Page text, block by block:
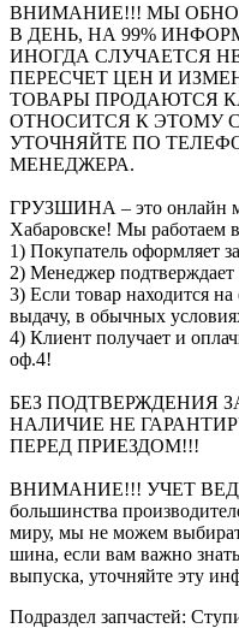
ВНИМАНИЕ!!! МЫ
В ДЕНЬ, НА 99%
ИНОГДА СЛУЧАЕТСЯ
ПЕРЕСЧЕТ ЦЕН И
ТОВАРЫ ПРОДАЮТСЯ
ОТНОСИТСЯ К ЭТОМУ
УТОЧНЯЙТЕ ПО
МЕНЕДЖЕРА.
ГРУЗШИНА – это онлайн
Хабаровске! Мы работаем
1) Покупатель оформляет
2) Менеджер подтверждает
3) Если товар находится
выдачу, в обычных
4) Клиент получает и
оф.4!
БЕЗ ПОДТВЕРЖДЕНИЯ
НАЛИЧИЕ НЕ
ПЕРЕД ПРИЕЗДОМ!!!
ВНИМАНИЕ!!! УЧЕТ
большинства
миру, мы не можем
шина, если вам важно
выпуска, уточняйте эту
Подраздел запчастей: